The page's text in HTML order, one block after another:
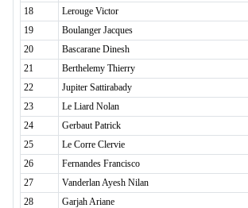
18
Lerouge Victor
19
Boulanger Jacques
20
Bascarane Dinesh
21
Berthelemy Thierry
22
Jupiter Sattirabady
23
Le Liard Nolan
24
Gerbaut Patrick
25
Le Corre Clervie
26
Fernandes Francisco
27
Vanderlan Ayesh Nilan
28
Garjah Ariane